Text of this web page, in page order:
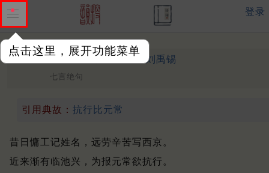
点击这里，展开功能菜单
登录
荅后篇 中唐 · 刘禹锡
七言绝句
引用典故： 抗行比元常
昔日慵工记姓名，远劳辛苦写西京。
近来渐有临池兴，为报元常欲抗行。